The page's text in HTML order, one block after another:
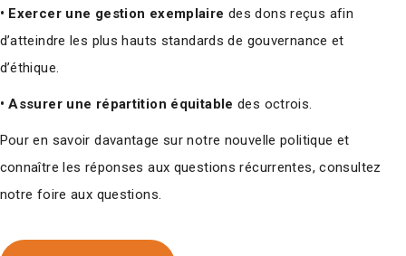
• Exercer une gestion exemplaire des dons reçus afin
d’atteindre les plus hauts standards de gouvernance et
d’éthique.
• Assurer une répartition équitable des octrois.
Pour en savoir davantage sur notre nouvelle politique et
connaître les réponses aux questions récurrentes, consultez
notre foire aux questions.